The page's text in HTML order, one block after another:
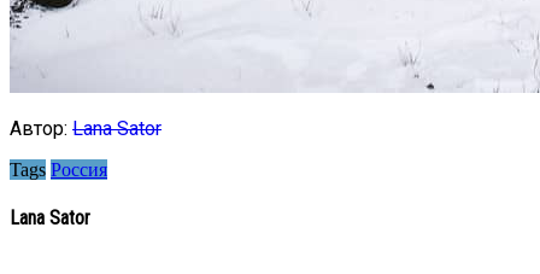
Автор: Lana Sator
Tags Россия
Lana Sator